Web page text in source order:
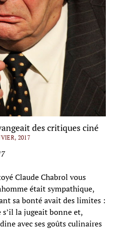
des critiques ciné
2017
Claude Chabrol vous
était sympathique,
sa bonté avait des limites :
la jugeait bonne et,
avec ses goûts culinaires